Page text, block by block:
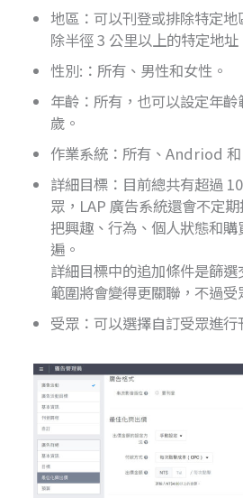
地區：可以刊登或排除特定
除半徑 3 公里以上的特定地址
性別:：所有、男性和女性。
年齡：所有，也可以設定年
歲。
作業系統：所有、Andriod 和
詳細目標：目前總共有超過
眾，LAP 廣告系統還會不定
把興趣、行為、個人狀態和
遍。
詳細目標中的追加條件是篩
範圍將會變得更關聯，不過受
受眾：可以選擇自訂受眾進行